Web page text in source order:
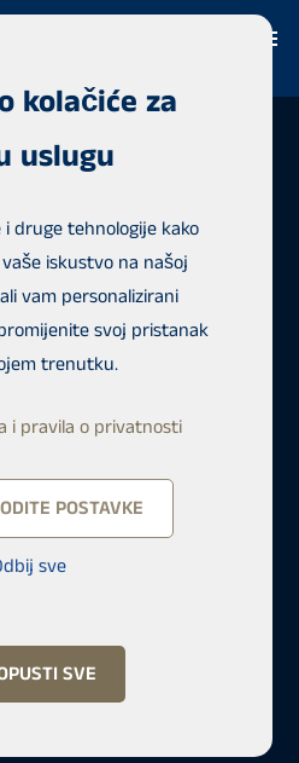
u Dakaru
nekretnina kako
svakodnevno dodajemo
koji će vam
potencijalnih
Također će pomoći u
stambene trgovine.
u Dakaru
najveća i najvažnija
iskusni i obučeni stručnjaci
Prvo ćemo se
kolačiće za
uslugu
i druge tehnologije kako
iskustvo na našoj
vam personalizirani
svoj pristanak
trenutku.
i pravila o privatnosti
POSTAVKE
sve
SVE